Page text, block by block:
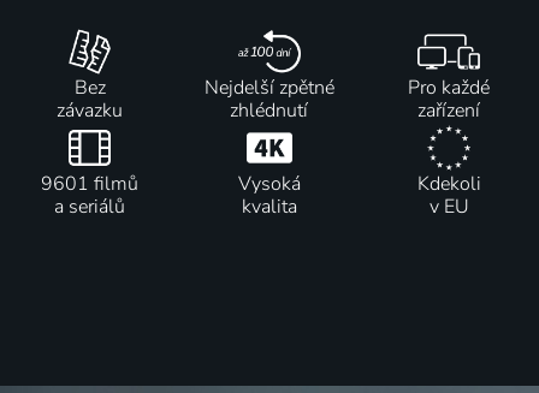
Bez
závazku
Nejdelší zpětné
zhlédnutí
Pro každé
zařízení
9601 filmů
a seriálů
Vysoká
kvalita
Kdekoli
v EU